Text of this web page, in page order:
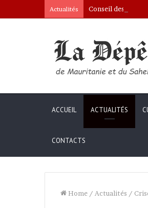
Actualités Conseil des
ACCUEIL ACTUALITÉS
CONTACTS
Home / Actualités /